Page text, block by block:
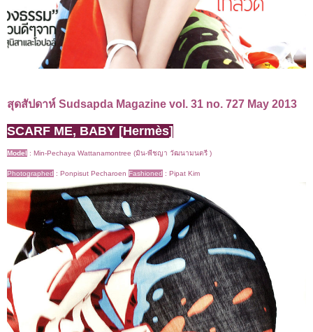
สุดสัปดาห์ Sudsapda Magazine vol. 31 no. 727 May 2013
SCARF ME, BABY [Hermès]
Model : Min-Pechaya Wattanamontree (มิน-พีชญา วัฒนามนตรี )
Photographed : Ponpisut Pecharoen Fashioned : Pipat Kim